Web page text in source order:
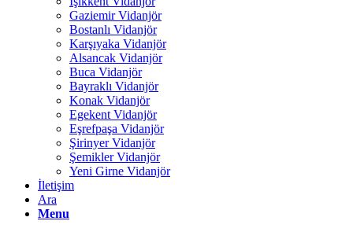
Gaziemir Vidanjör
Bostanlı Vidanjör
Karşıyaka Vidanjör
Alsancak Vidanjör
Buca Vidanjör
Bayraklı Vidanjör
Konak Vidanjör
Egekent Vidanjör
Eşrefpaşa Vidanjör
Şirinyer Vidanjör
Şemikler Vidanjör
Yeni Girne Vidanjör
İletişim
Ara
Menu